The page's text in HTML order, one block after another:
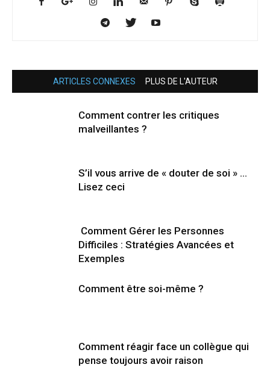
ARTICLES CONNEXES PLUS DE L'AUTEUR
Comment contrer les critiques
malveillantes ?
S’il vous arrive de « douter de soi » …
Lisez ceci
Comment Gérer les Personnes
Difficiles : Stratégies Avancées et
Exemples
Comment être soi-même ?
Comment réagir face un collègue qui
pense toujours avoir raison